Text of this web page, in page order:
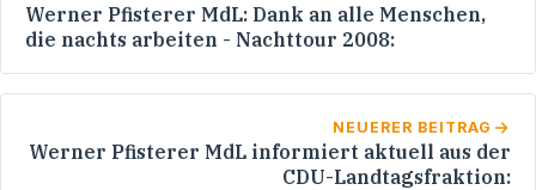
Werner Pfisterer MdL: Dank an alle Menschen,
die nachts arbeiten - Nachttour 2008:
NEUERER BEITRAG
Werner Pfisterer MdL informiert aktuell aus der
CDU-Landtagsfraktion: